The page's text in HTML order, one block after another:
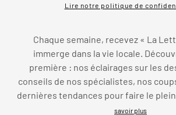
Lire notre politique de
Chaque semaine, recevez « La
immerge dans la vie locale.
première : nos éclairages sur les
conseils de nos spécialistes, nos
dernières tendances pour faire le
savoir plus